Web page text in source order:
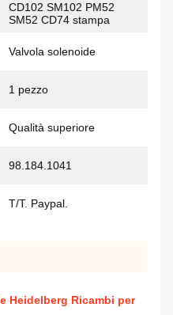
CD102 SM102 PM52
SM52 CD74 stampa
Valvola solenoide
1 pezzo
Qualità superiore
98.184.1041
T/T. Paypal.
Heidelberg Ricambi per